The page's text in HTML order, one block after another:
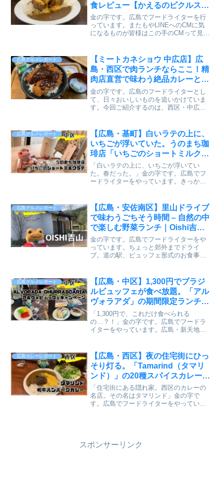
食レビュー【かえるのピクルスと
実食レビュー】
金の字です。広島でフードライターを行
っています。またもやLINEへのCMに気
になるものが皆様はこの手のCMって見て
去年も同じ時期にされていたような記憶
が。しかし、去年...
広島グルメレポート
【ミートカネショウ 中広店】広
島・西区で肉ランチならここ！精
肉店直営で味わう絶品カレーと肉
料理【かえるのピクルス】
（2025.10）
金の字です。広島のフードライターとし
て、日々おいしいものを追いかけていま
す。今回ご紹介するのは、西区・中広町
に提供される肉料理は、とにかくボリュ
ーム満点。そして、...
広島グルメレポート
【広島・基町】白いラテの上に、
いちごが浮いていた。うのまち珈
琲店「いちごのショートミルクラ
テ」実食レビュー【かえるのピク
ルスと実食レビュー】
「白いラテの上に、いちごが浮いてい
た。春だった。」金の字です。広島でフ
ードライターをやっています。きっかけ
の上に、いちごがひとつ、ふわっと浮い
ている。「……これ、なに？...
広島グルメレポート
【広島・安佐南区】里山ドライブ
で味わうごちそう時間 – 自然の中
で楽しむ野菜ランチ｜Oishi吉山
レビュー
金の字です。広島でフードライターをや
っています。ちょっと郊外までドライ
ブ。道の駅、ビュッフェ形式のお食事、
ののどかな風景の中で、地元野菜を中心
としたやさしい料理が...
広島グルメレポート
【広島・中区】1,300円でブラジ
ルビュッフェが食べ放題。「アル
ヴォラアダ」の期間限定ランチキ
ャンペーンを実食【かえるのピク
ルスと実食レビュー】
「1,300円で、これだけ食べられる
の…？！」金の字です。広島でフードラ
イターをやっています。広島・新天地エ
歩いてすぐの便利な場所にあるのです
が、その4階に気になるお店...
広島カレーレポート
【広島・西区】夜の住宅街にひっ
そり灯る。「Tamarind（タマリ
ンド）」の20種スパイスカレー
は、辛さより深みで攻めてきた
【かえるのピクルスと実食レビュ
ー】
「住宅街にある隠れ家。西区のカレーの
名店。その名はタマリンド」金の字で
す。広島でフードライターをやっていま
スポンサーリンク